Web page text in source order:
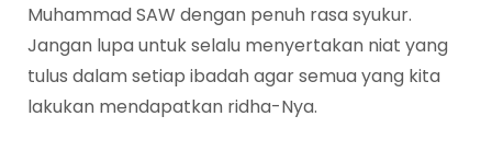
Muhammad SAW dengan penuh rasa syukur.
Jangan lupa untuk selalu menyertakan niat yang
tulus dalam setiap ibadah agar semua yang kita
lakukan mendapatkan ridha-Nya.